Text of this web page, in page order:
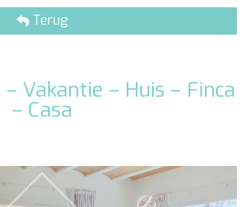
Terug
Vakantie – Huis – Finca
– Casa